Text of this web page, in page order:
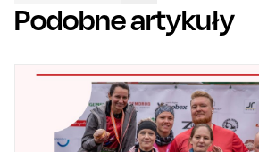
Podobne artykuły